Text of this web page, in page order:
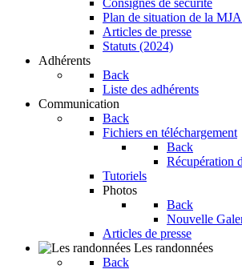
Consignes de sécurité
Plan de situation de la
Articles de presse
Statuts (2024)
Adhérents
Back
Liste des adhérents
Communication
Back
Fichiers en téléchargement
Back
Récupération
Tutoriels
Photos
Back
Nouvelle
Articles de presse
Les randonnées
Back